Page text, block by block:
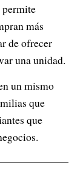
permite
más
de ofrecer
una unidad.
un mismo
que
que